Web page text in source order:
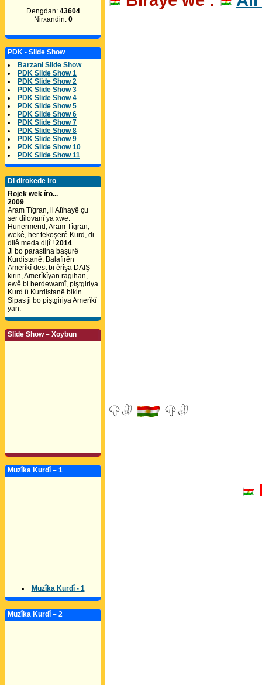
Dengdan: 43604
Nirxandin: 0
PDK - Slide Show
Barzani Slide Show
PDK Slide Show 1
PDK Slide Show 2
PDK Slide Show 3
PDK Slide Show 4
PDK Slide Show 5
PDK Slide Show 6
PDK Slide Show 7
PDK Slide Show 8
PDK Slide Show 9
PDK Slide Show 10
PDK Slide Show 11
Di dirokede iro
Rojek wek îro...
2009
Aram Tîgran, li Atînayê çu
ser dilovanî ya xwe.
Hunermend, Aram Tîgran,
wekê, her tekoşerê Kurd, di
dilê meda dijî ! 2014
Ji bo parastina başurê
Kurdistanê, Balafirên
Amerîkî dest bi êrîşa DAIŞ
kirin, Amerîkîyan ragihan,
ewê bi berdewamî, piştgiriya
Kurd û Kurdistanê bikin.
Sipas ji bo piştgiriya Amerîkî
yan.
Slide Show – Xoybun
Muzîka Kurdî – 1
Muzîka Kurdî - 1
Muzîka Kurdî – 2